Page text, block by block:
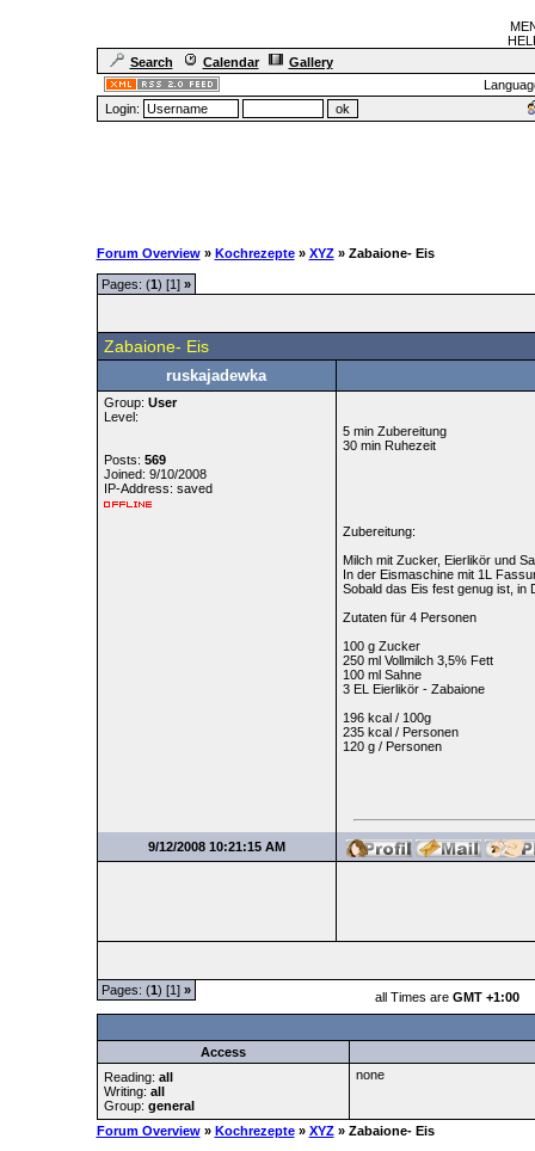
Search
Calendar
Gallery
Login:
Forum Overview » Kochrezepte » XYZ » Zabaione- Eis
Pages: (1) [1] »
Zabaione- Eis
ruskajadewka
Group: User
Level:
Posts: 569
Joined: 9/10/2008
IP-Address: saved
5 min Zubereitung
30 min Ruhezeit
Zubereitung:
Milch mit Zucker, Eierlikör und
In der Eismaschine mit 1L
Sobald das Eis fest genug ist, in
Zutaten für 4 Personen
100 g Zucker
250 ml Vollmilch 3,5% Fett
100 ml Sahne
3 EL Eierlikör - Zabaione
196 kcal / 100g
235 kcal / Personen
120 g / Personen
9/12/2008 10:21:15 AM
Pages: (1) [1] » all Times are GMT +1:00
Access
Reading: all
Writing: all
Group: general
none
Forum Overview » Kochrezepte » XYZ » Zabaione- Eis